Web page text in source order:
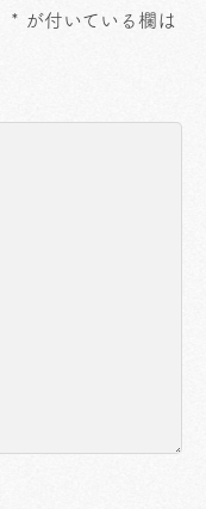
* が付いている欄は